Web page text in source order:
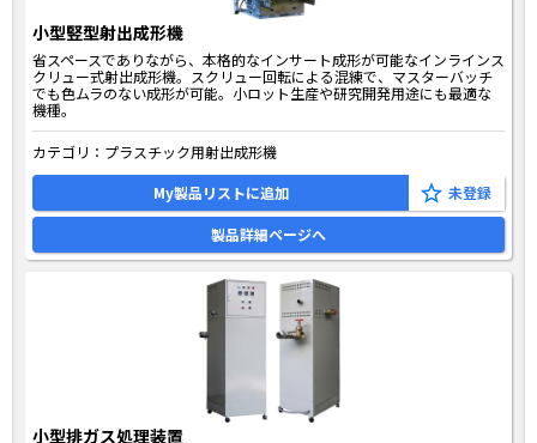
小型竪型射出成形機
省スペースでありながら、本格的なインサート成形が可能なインラインス
クリュー式射出成形機。スクリュー回転による混練で、マスターバッチ
でも色ムラのない成形が可能。小ロット生産や研究開発用途にも最適な
機種。
カテゴリ： プラスチック用射出成形機
My製品リストに追加
製品詳細ページへ
小型排ガス処理装置